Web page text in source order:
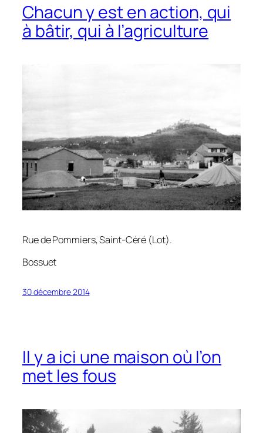
Chacun y est en action, qui
à bâtir, qui à l’agriculture
Rue de Pommiers, Saint-Céré (Lot).
Bossuet
30 décembre 2014
Il y a ici une maison où l’on
met les fous